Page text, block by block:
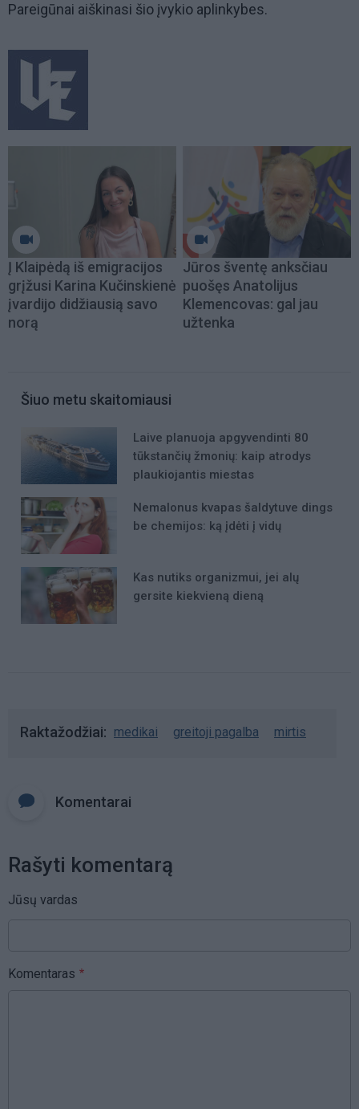
Pareigūnai aiškinasi šio įvykio aplinkybes.
Į Klaipėdą iš emigracijos
grįžusi Karina Kučinskienė
įvardijo didžiausią savo
norą
Jūros šventę anksčiau
puošęs Anatolijus
Klemencovas: gal jau
užtenka
Šiuo metu skaitomiausi
Laive planuoja apgyvendinti 80
tūkstančių žmonių: kaip atrodys
plaukiojantis miestas
Nemalonus kvapas šaldytuve dings
be chemijos: ką įdėti į vidų
Kas nutiks organizmui, jei alų
gersite kiekvieną dieną
Raktažodžiai medikai greitoji pagalba mirtis
Komentarai
Rašyti komentarą
Jūsų vardas
Komentaras